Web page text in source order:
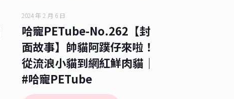
2024 年 2 月 6 日
哈寵PETube-No.262【封
面故事】帥貓阿蹼仔來啦！
從流浪小貓到網紅鮮肉貓｜
#哈寵PETube